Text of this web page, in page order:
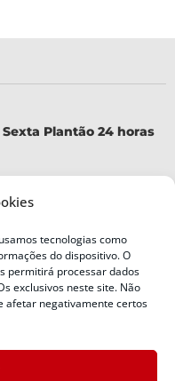
tecnologias como
do dispositivo. O
permitirá processar dados
exclusivos neste site. Não
afetar negativamente certos
Plantão 24 horas